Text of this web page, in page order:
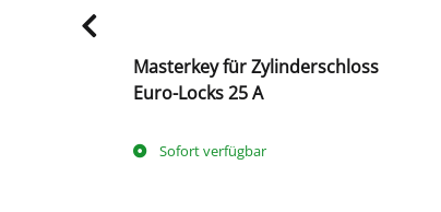
Masterkey für Zylinderschloss
Euro-Locks 25 A
Sofort verfügbar